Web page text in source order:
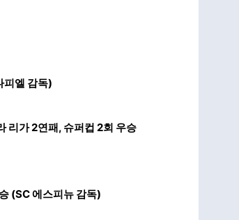
피엘 감독)
리가 2연패, 슈퍼컵 2회 우승
(SC 에스피뉴 감독)